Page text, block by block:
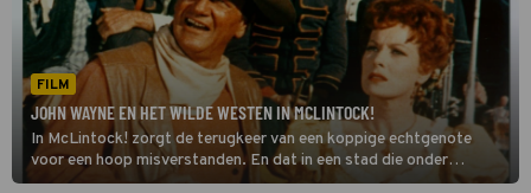
FILM
JOHN WAYNE EN HET WILDE WESTEN IN MCLINTOCK!
In McLintock! zorgt de terugkeer van een koppige echtgenote
voor een hoop misverstanden. En dat in een stad die onder
hoogspanning staat.